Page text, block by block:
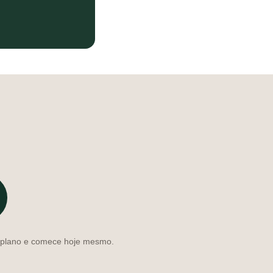
e comece hoje mesmo.